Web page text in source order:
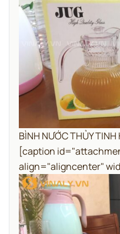
BÌNH NƯỚC THỦY
[caption
align="aligncenter"